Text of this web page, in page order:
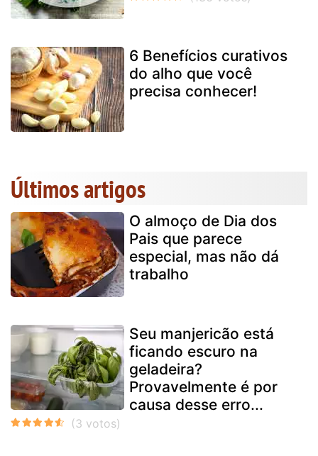
6 Benefícios curativos
do alho que você
precisa conhecer!
Últimos artigos
O almoço de Dia dos
Pais que parece
especial, mas não dá
trabalho
Seu manjericão está
ficando escuro na
geladeira?
Provavelmente é por
causa desse erro...